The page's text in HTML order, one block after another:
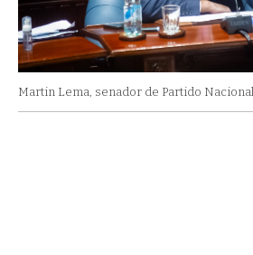
Martin Lema, senador de Partido Nacional.